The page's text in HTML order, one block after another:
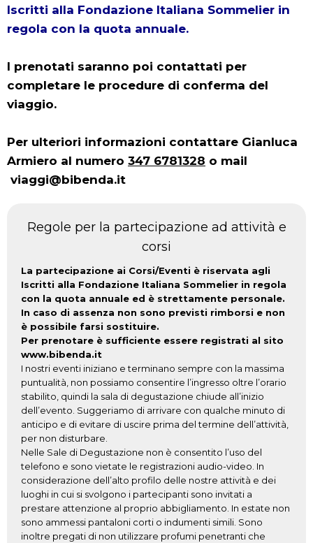
Iscritti alla Fondazione Italiana Sommelier in
regola con la quota annuale.
I prenotati saranno poi contattati per
completare le procedure di conferma del
viaggio.
Per ulteriori informazioni contattare Gianluca
Armiero al numero 347 6781328 o mail
viaggi@bibenda.it
Regole per la partecipazione ad attività e
corsi
La partecipazione ai Corsi/Eventi è riservata agli
Iscritti alla Fondazione Italiana Sommelier in regola
con la quota annuale ed è strettamente personale.
In caso di assenza non sono previsti rimborsi e non
è possibile farsi sostituire.
Per prenotare è sufficiente essere registrati al sito
www.bibenda.it
I nostri eventi iniziano e terminano sempre con la massima
puntualità, non possiamo consentire l’ingresso oltre l’orario
stabilito, quindi la sala di degustazione chiude all’inizio
dell’evento. Suggeriamo di arrivare con qualche minuto di
anticipo e di evitare di uscire prima del termine dell’attività,
per non disturbare.
Nelle Sale di Degustazione non è consentito l’uso del
telefono e sono vietate le registrazioni audio-video. In
considerazione dell’alto profilo delle nostre attività e dei
luoghi in cui si svolgono i partecipanti sono invitati a
prestare attenzione al proprio abbigliamento. In estate non
sono ammessi pantaloni corti o indumenti simili. Sono
inoltre pregati di non utilizzare profumi penetranti che